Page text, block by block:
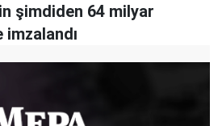
şimdiden 64 milyar